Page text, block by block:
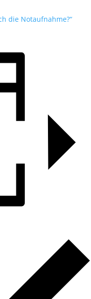
die Notaufnahme?“